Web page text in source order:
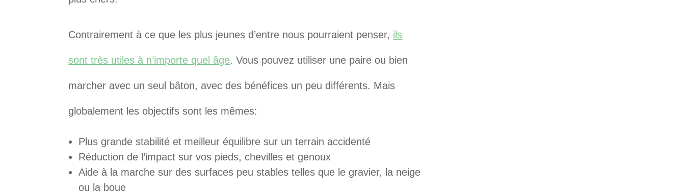
Contrairement à ce que les plus jeunes d’entre nous pourraient penser, ils
sont très utiles à n’importe quel âge. Vous pouvez utiliser une paire ou bien
marcher avec un seul bâton, avec des bénéfices un peu différents. Mais
globalement les objectifs sont les mêmes:
Plus grande stabilité et meilleur équilibre sur un terrain accidenté
Réduction de l’impact sur vos pieds, chevilles et genoux
Aide à la marche sur des surfaces peu stables telles que le gravier, la neige
ou la boue